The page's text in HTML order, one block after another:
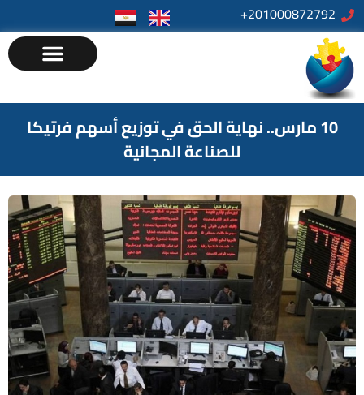
201000872792+
10 مارس.. نهاية الحق في توزيع أسهم فرتيكا
للصناعة المجانية